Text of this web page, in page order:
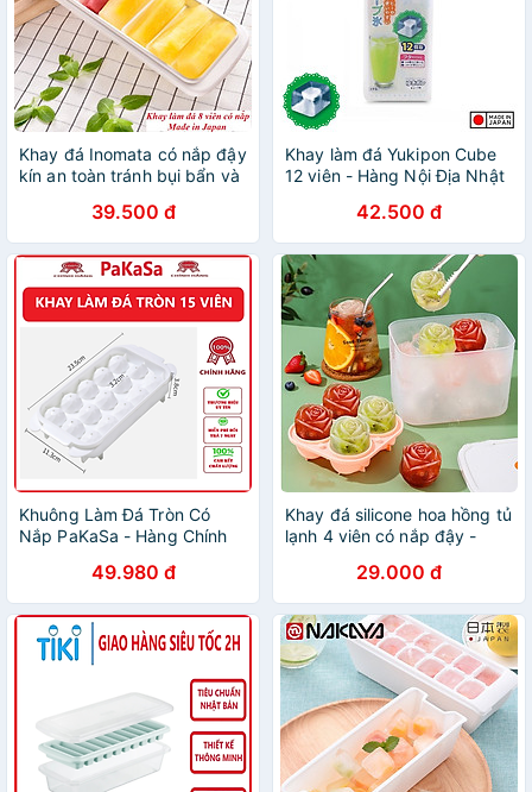
Khay đá Inomata có nắp đậy
kín an toàn tránh bụi bẩn và
bảo vệ sinh khi sử dụng -nội
địa Nhật Bản
39.500 đ
Khay làm đá Yukipon Cube
12 viên - Hàng Nội Địa Nhật
42.500 đ
Khuông Làm Đá Tròn Có
Nắp PaKaSa - Hàng Chính
49.980 đ
Khay đá silicone hoa hồng tủ
lạnh 4 viên có nắp đậy -
hình cao cấp - Hàng Loại 1 -
Chính Hãng MINIIN - Giao
màu ngẫu nhiên
29.000 đ